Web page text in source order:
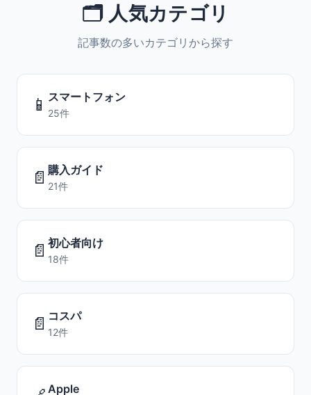
🗂️ 人気カテゴリ
記事数の多いカテゴリから探す
📱 スマートフォン
25件
📄 購入ガイド
21件
📄 初心者向け
18件
📄 コスパ
12件
Apple